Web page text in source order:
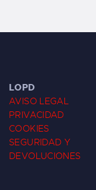
LOPD
AVISO LEGAL
PRIVACIDAD
COOKIES
SEGURIDAD Y
DEVOLUCIONES